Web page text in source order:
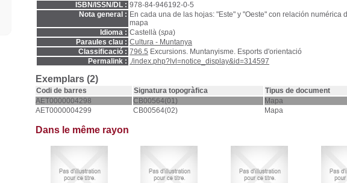
ISBN/ISSN/DL : 978-84-946192-0-5
Nota general : En cada una de las hojas: "Este" y "Oeste" con relación numérica
mapa
Idioma : Castellà (spa)
Paraules clau : Cultura - Muntanya
Classificació : 796.5 Excursions. Muntanyisme. Esports d'orientació
Permalink : ./index.php?lvl=notice_display&id=314597
Exemplars (2)
Codi de barres Signatura topogràfica Tipus de document
AET0000004298
CB00564(01) Mapa
AET0000004299
CB00564(02) Mapa
Dans le même rayon